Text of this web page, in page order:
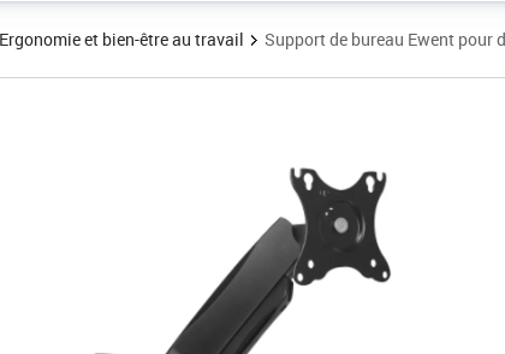
Ergonomie et bien-être au travail Support de bureau Ewent pour